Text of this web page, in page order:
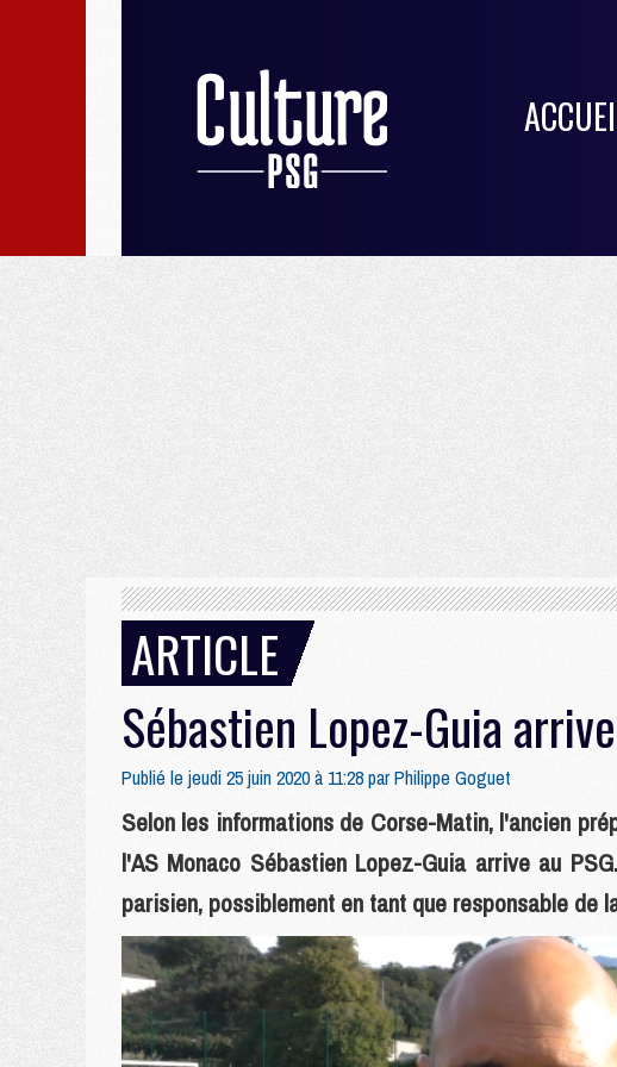
ARTICLE
Sébastien Lopez-Guia
Publié le jeudi 25 juin 2020 à 11:28 parPhilippe Goguet
Selon les informations de Corse-Matin, l'ancien
l'AS Monaco Sébastien Lopez-Guia arrive au
parisien, possiblement en tant que responsable de